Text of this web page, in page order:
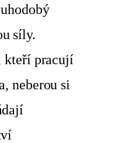
síly.
kteří pracují
neberou si